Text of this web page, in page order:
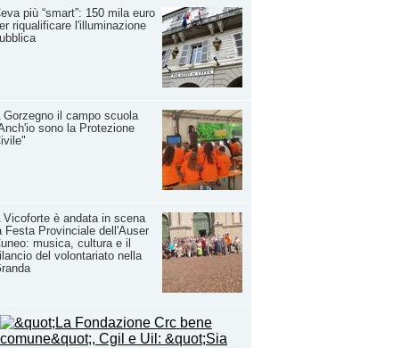
più “smart”: 150 mila euro
riqualificare l'illuminazione
Gorzegno il campo scuola
sono la Protezione
Vicoforte è andata in scena
Festa Provinciale dell'Auser
musica, cultura e il
del volontariato nella